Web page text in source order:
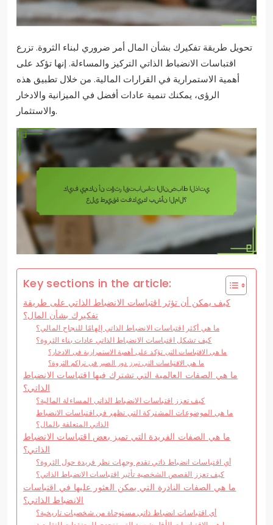
تحويل طريقة تفكيرك بشأن المال أمر ضروري لبناء الثروة. تزرع
اقتباسات الانضباط الذاتي التركيز والمساءلة. إنها تؤكد على
أهمية الاستمرارية في القرارات المالية. من خلال تطبيق هذه
الرؤى، يمكنك تنمية عادات أفضل في الميزانية والادخار
والاستثمار.
Key sections in the article:
كيف يمكن أن تؤثر اقتباسات الانضباط الذاتي على طريقة
تفكيرك بشأن المال؟
ما هي أكثر اقتباسات الانضباط الذاتي إلهامًا للنجاح المالي؟
كيف تشكل اقتباسات الانضباط الذاتي عادات بناء الثروة؟
ما هي الاقتباسات التي تؤكد على أهمية الاستمرارية في الادخار؟
ما هي الاقتباسات التي تبرز دور الصبر في تراكم الثروة؟
ما هي الصفات العالمية التي تشترك فيها اقتباسات الانضباط
الذاتي؟
كيف تعزز اقتباسات الانضباط الذاتي المساءلة المالية؟
ما هي الموضوعات المشتركة التي تظهر في اقتباسات الانضباط
الذاتي المتعلقة بالمال؟
ما هي الصفات الفريدة التي تميز بعض اقتباسات الانضباط
الذاتي؟
أي اقتباسات انضباط ذاتي تقدم وجهات نظر فريدة حول الثروة؟
كيف تعزز القصص الشخصية تأثير اقتباسات الانضباط الذاتي؟
ما هي الصفات النادرة التي يمكن العثور عليها في اقتباسات
الانضباط الذاتي؟
أي اقتباسات انضباط ذاتي مستوحاة من شخصيات تاريخية؟